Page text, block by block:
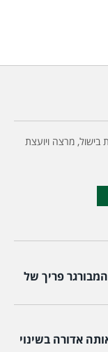
בישול, מרצה ויועצת
המבורגר פריך של
אדורה בשינוי